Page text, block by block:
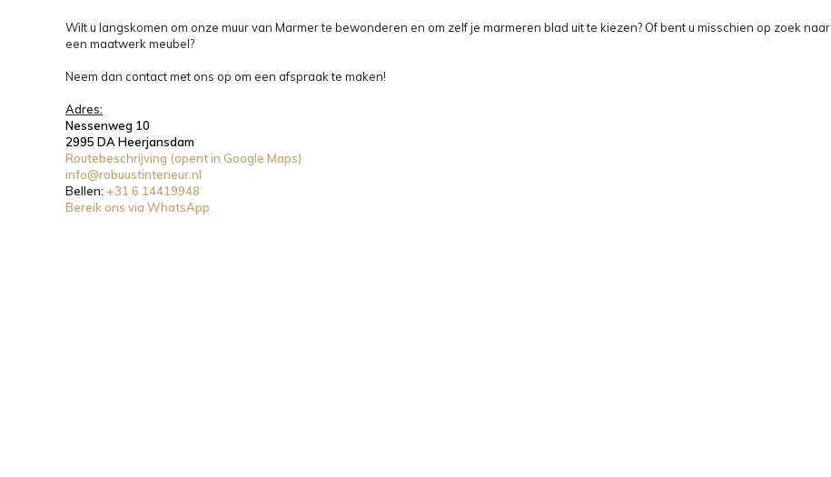
Wilt u langskomen om onze muur van Marmer te bewonderen en om zelf je marmeren blad uit te kiezen? Of bent u misschien op zoek naar
een maatwerk meubel?
Neem dan contact met ons op om een afspraak te maken!
Adres:
Nessenweg 10
2995 DA Heerjansdam
Routebeschrijving (opent in Google Maps)
info@robuustinterieur.nl
Bellen: +31 6 14419948
Bereik ons via WhatsApp